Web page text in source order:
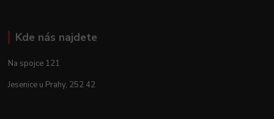
Kde nás najdete
Na spojce 121
Jesenice u Prahy, 252 42